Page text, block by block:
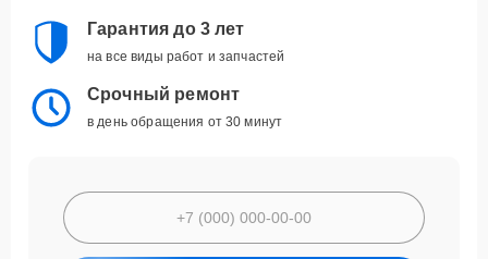
Гарантия до 3 лет
на все виды работ и запчастей
Срочный ремонт
в день обращения от 30 минут